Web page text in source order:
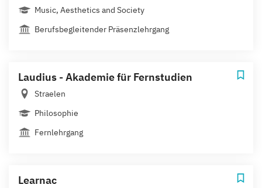
Music, Aesthetics and Society
Berufsbegleitender Präsenzlehrgang
Laudius - Akademie für Fernstudien
Straelen
Philosophie
Fernlehrgang
Learnac